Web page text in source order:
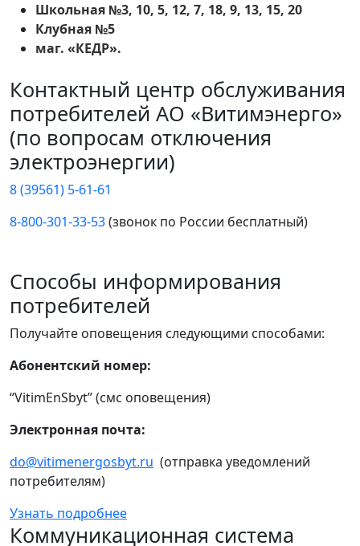
Школьная №3, 10, 5, 12, 7, 18, 9, 13, 15, 20
Клубная №5
маг. «КЕДР».
Контактный центр обслуживания
потребителей АО «Витимэнерго»
(по вопросам отключения
электроэнергии)
8 (39561) 5-61-61
8-800-301-33-53(звонок по России бесплатный)
Способы информирования
потребителей
Получайте оповещения следующими способами:
Абонентский номер:
“VitimEnSbyt” (смс оповещения)
Электронная почта:
do@vitimenergosbyt.ru (отправка уведомлений
потребителям)
Узнать подробнее
Коммуникационная система